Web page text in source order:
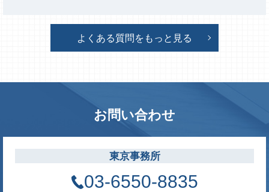
よくある質問をもっと見る
お問い合わせ
東京事務所
03-6550-8835